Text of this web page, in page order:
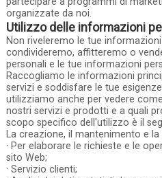
organizzate da noi.
Utilizzo delle informazioni
Non riveleremo le tue
condivideremo, affitteremo o
personali e le tue informazioni
Raccogliamo le informazioni
servizi e soddisfare le tue
utilizziamo anche per vedere
nostri servizi e prodotti e a quali
scopo specifico dell'utilizzo è il
La creazione, il mantenimento e
· Per elaborare le richieste e le
sito Web;
· Servizio clienti;